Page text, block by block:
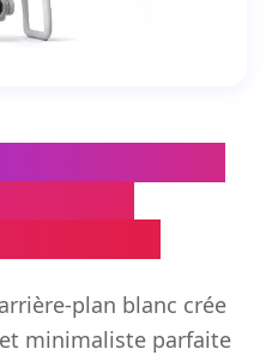
plan blanc crée
minimaliste parfaite